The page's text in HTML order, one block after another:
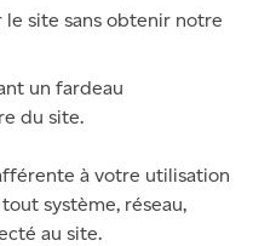
site sans obtenir notre
un fardeau
du site.
à votre utilisation
système, réseau,
au site.